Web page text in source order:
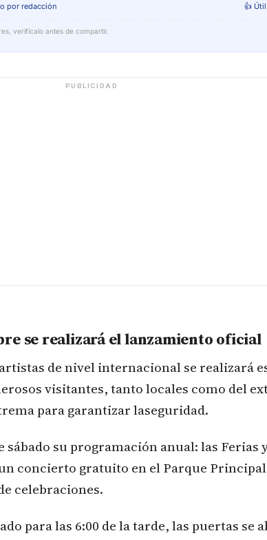
por redacción 👍 Útil
verifícalo antes de compartir.
PUBLICIDAD
se realizará el lanzamiento oficial
de nivel internacional se realizará
visitantes, tanto locales como del
para garantizar laseguridad.
su programación anual: las Ferias
un concierto gratuito en el Parque
celebraciones.
para las 6:00 de la tarde, las puertas se